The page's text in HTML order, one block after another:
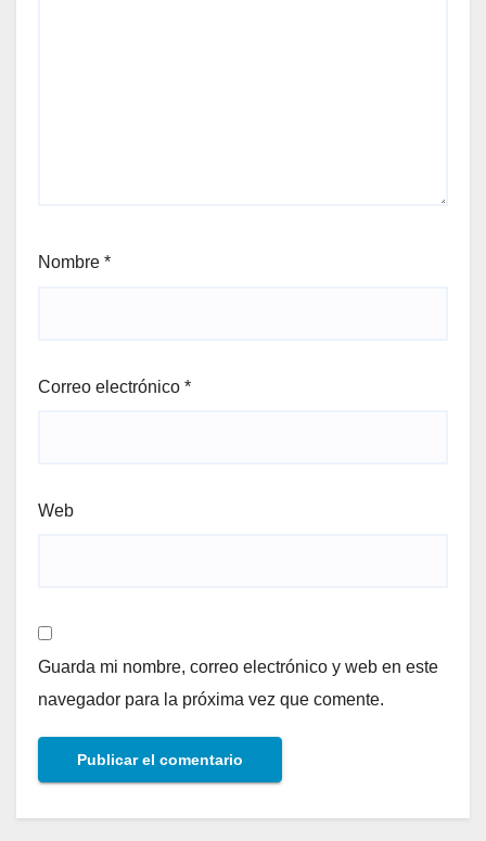
Nombre *
Correo electrónico *
Web
Guarda mi nombre, correo electrónico y web en este
navegador para la próxima vez que comente.